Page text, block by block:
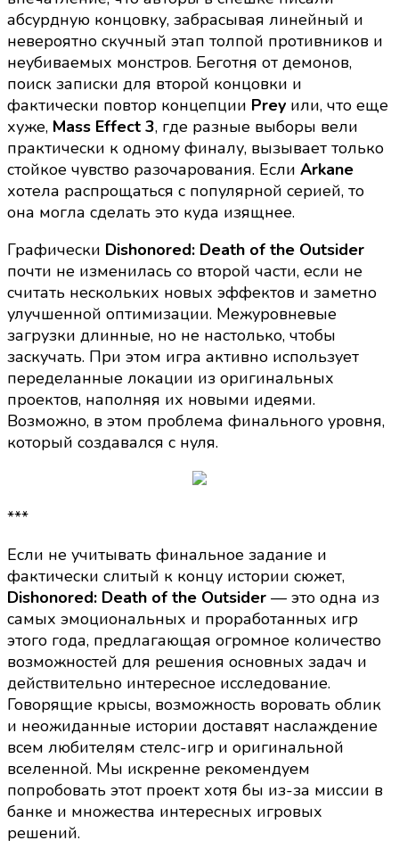
абсурдную концовку, забрасывая линейный и
невероятно скучный этап толпой противников и
неубиваемых монстров. Беготня от демонов,
поиск записки для второй концовки и
фактически повтор концепции Prey или, что еще
хуже, Mass Effect 3, где разные выборы вели
практически к одному финалу, вызывает только
стойкое чувство разочарования. Если Arkane
хотела распрощаться с популярной серией, то
она могла сделать это куда изящнее.
Графически Dishonored: Death of the Outsider
почти не изменилась со второй части, если не
считать нескольких новых эффектов и заметно
улучшенной оптимизации. Межуровневые
загрузки длинные, но не настолько, чтобы
заскучать. При этом игра активно использует
переделанные локации из оригинальных
проектов, наполняя их новыми идеями.
Возможно, в этом проблема финального уровня,
который создавался с нуля.
***
Если не учитывать финальное задание и
фактически слитый к концу истории сюжет,
Dishonored: Death of the Outsider — это одна из
самых эмоциональных и проработанных игр
этого года, предлагающая огромное количество
возможностей для решения основных задач и
действительно интересное исследование.
Говорящие крысы, возможность воровать облик
и неожиданные истории доставят наслаждение
всем любителям стелс-игр и оригинальной
вселенной. Мы искренне рекомендуем
попробовать этот проект хотя бы из-за миссии в
банке и множества интересных игровых
решений.